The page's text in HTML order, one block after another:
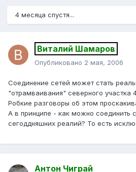
4 месяца спустя...
Виталий Шамаров
Опубликовано 2 мая, 2006
Соединение сетей может стать
"отрамваивания" северного участка
Робкие разговоры об этом
А в принципе - как можно соединить
сегоддняшних реалий? То есть
Антон Чиграй